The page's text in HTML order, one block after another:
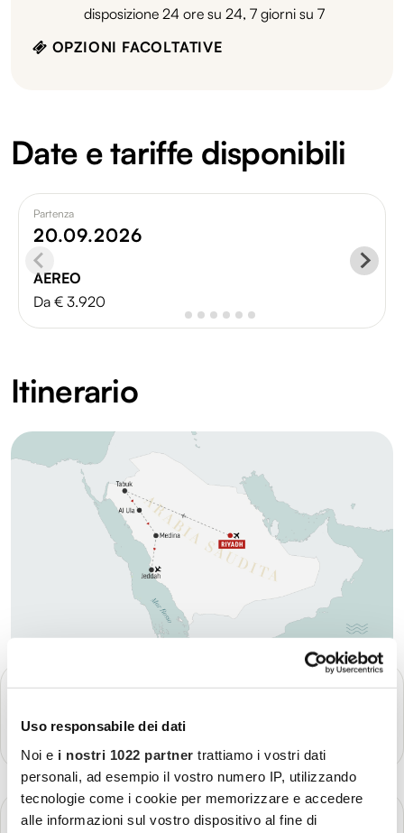
Uso responsabile dei dati
Noi e i nostri 1022 partner trattiamo i vostri dati
personali, ad esempio il vostro numero IP, utilizzando
tecnologie come i cookie per memorizzare e accedere
alle informazioni sul vostro dispositivo al fine di
disposizione 24 ore su 24, 7 giorni su 7
OPZIONI FACOLTATIVE
Date e tariffe disponibili
Partenza
20.09.2026
AEREO
Da € 3.920
Itinerario
Più dettagli
GIORNO 2
Riyadh